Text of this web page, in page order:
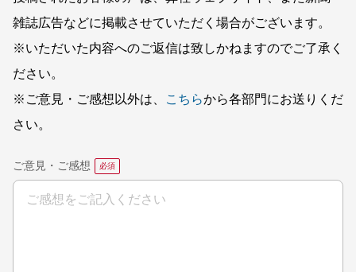
雑誌広告などに掲載させていただく場合がございます。
※いただいた内容へのご返信は致しかねますのでご了承く
ださい。
※ご意見・ご感想以外は、
こちらから各部門にお送りくだ
さい。
ご意見・ご感想